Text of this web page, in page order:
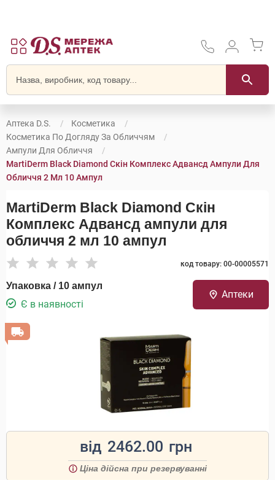
Аптека D.S.
Косметика
Косметика По Догляду За Обличчям
Ампули Для Обличчя
MartiDerm Black Diamond Скін Комплекс Адвансд Ампули Для
Обличчя 2 Мл 10 Ампул
MartiDerm Black Diamond Скін
Комплекс Адвансд ампули для
обличчя 2 мл 10 ампул
код товару: 00-00005571
Упаковка / 10 ампул
Є в наявності
Аптеки
від 2462.00 грн
Ціна дійсна при резервуванні